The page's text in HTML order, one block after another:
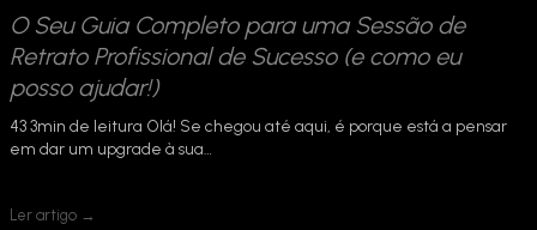
O Seu Guia Completo para uma Sessão de
Retrato Profissional de Sucesso (e como eu
posso ajudar!)
43 3min de leitura Olá! Se chegou até aqui, é porque está a pensar
em dar um upgrade à sua…
Ler artigo →